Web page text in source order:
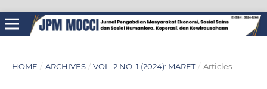
HOME / ARCHIVES / VOL. 2 NO. 1 (2024): MARET / Articles